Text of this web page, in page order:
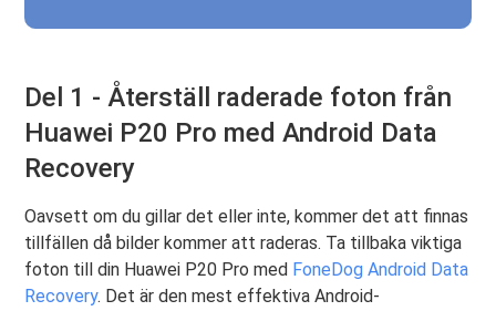
Del 1 - Återställ raderade foton från
Huawei P20 Pro med Android Data
Recovery
Oavsett om du gillar det eller inte, kommer det att finnas
tillfällen då bilder kommer att raderas. Ta tillbaka viktiga
foton till din Huawei P20 Pro med FoneDog Android Data
Recovery. Det är den mest effektiva Android-